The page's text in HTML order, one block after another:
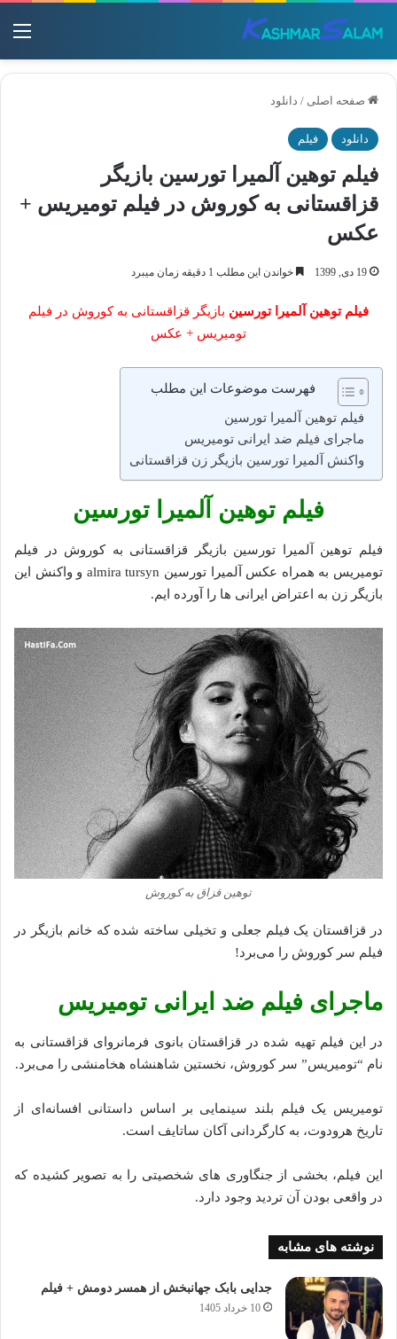
صفحه اصلی / دانلود
دانلود فیلم
فیلم توهین آلمیرا تورسین بازیگر
قزاقستانی به کوروش در فیلم تومیریس +
عکس
19 دی, 1399 خواندن این مطلب 1 دقیقه زمان میبرد
فیلم توهین آلمیرا تورسین بازیگر قزاقستانی به کوروش در فیلم
تومیریس + عکس
فهرست موضوعات این مطلب
فیلم توهین آلمیرا تورسین
ماجرای فیلم ضد ایرانی تومیریس
واکنش آلمیرا تورسین بازیگر زن قزاقستانی
فیلم توهین آلمیرا تورسین
فیلم توهین آلمیرا تورسین بازیگر قزاقستانی به کوروش در فیلم
تومیریس به همراه عکس آلمیرا تورسین almira tursyn و واکنش این
بازیگر زن به اعتراض ایرانی ها را آورده ایم.
توهین قزاق به کوروش
در قزاقستان یک فیلم جعلی و تخیلی ساخته شده که خانم بازیگر در
فیلم سر کوروش را می‌برد!
ماجرای فیلم ضد ایرانی تومیریس
در این فیلم تهیه شده در قزاقستان بانوی فرمانروای قزاقستانی به
نام “تومیریس” سر کوروش، نخستین شاهنشاه هخامنشی را می‌برد.
تومیریس یک فیلم بلند سینمایی بر اساس داستانی افسانه‌ای از
تاریخ هرودوت، به کارگردانی آکان ساتایف است.
این فیلم، بخشی از جنگاوری های شخصیتی را به تصویر کشیده که
در واقعی بودن آن تردید وجود دارد.
نوشته های مشابه
جدایی بابک جهانبخش از همسر دومش + فیلم
10 خرداد 1405